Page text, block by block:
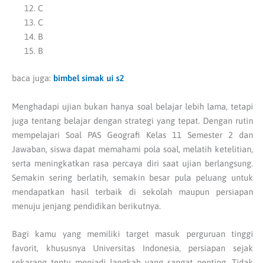
C
C
B
B
baca juga: bimbel simak ui s2
Menghadapi ujian bukan hanya soal belajar lebih lama, tetapi
juga tentang belajar dengan strategi yang tepat. Dengan rutin
mempelajari Soal PAS Geografi Kelas 11 Semester 2 dan
Jawaban, siswa dapat memahami pola soal, melatih ketelitian,
serta meningkatkan rasa percaya diri saat ujian berlangsung.
Semakin sering berlatih, semakin besar pula peluang untuk
mendapatkan hasil terbaik di sekolah maupun persiapan
menuju jenjang pendidikan berikutnya.
Bagi kamu yang memiliki target masuk perguruan tinggi
favorit, khususnya Universitas Indonesia, persiapan sejak